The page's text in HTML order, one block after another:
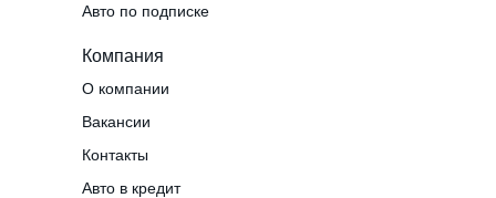
Компания
О компании
Вакансии
Контакты
Авто в кредит
Авто по подписке